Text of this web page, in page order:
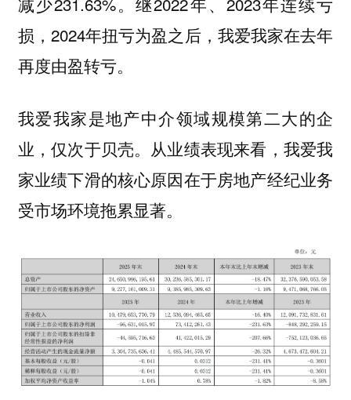
损，2024年扭亏为盈之后，我爱我家在去年
再度由盈转亏。
我爱我家是地产中介领域规模第二大的企
业，仅次于贝壳。从业绩表现来看，我爱我
家业绩下滑的核心原因在于房地产经纪业务
受市场环境拖累显著。